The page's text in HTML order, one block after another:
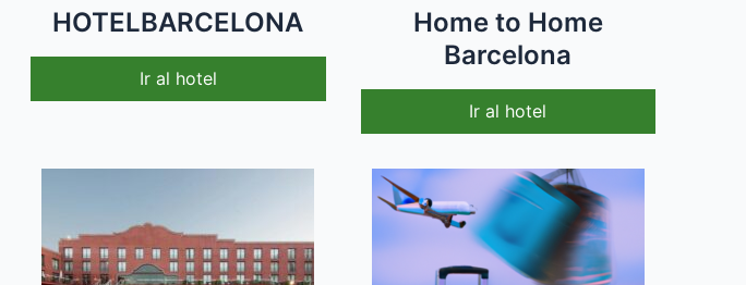
HOTELBARCELONA
Ir al hotel
Home to Home
Barcelona
Ir al hotel